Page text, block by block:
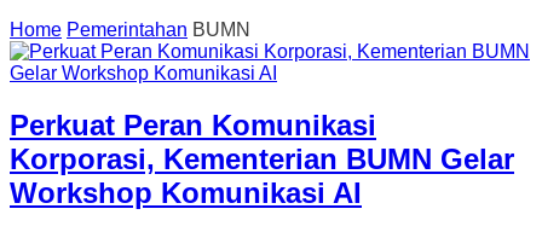
Home Pemerintahan BUMN
Perkuat Peran Komunikasi
Korporasi, Kementerian BUMN Gelar
Workshop Komunikasi AI